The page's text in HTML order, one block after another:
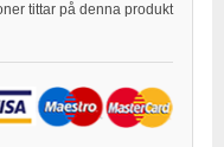
tittar på denna produkt